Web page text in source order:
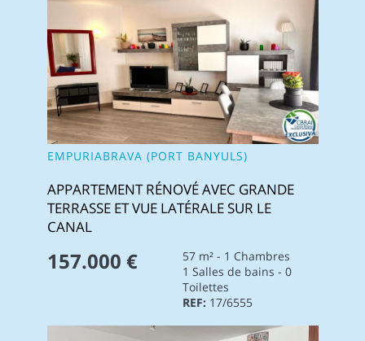
EMPURIABRAVA (PORT BANYULS)
APPARTEMENT RÉNOVÉ AVEC GRANDE
TERRASSE ET VUE LATÉRALE SUR LE
CANAL
157.000 €
57 m² - 1 Chambres
1 Salles de bains - 0
Toilettes
REF: 17/6555